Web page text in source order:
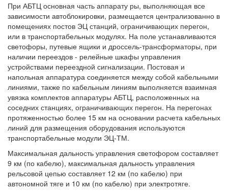
При АБТЦ основная часть аппарату ры, выполняющая все
зависимости автоблокировки, размещается централизованно в
помещениях постов ЭЦ станций, ограничивающих перегон,
или в транспортабельных модулях. На поле устанавливаются
светофоры, путевые ящики и дроссель-трансформаторы, при
наличии переездов - релейные шкафы управления
устройствами переездной сигнализации. Постовая и
напольная аппаратура соединяется между собой кабельными
линиями, также по кабельным линиям выполняется взаимная
увязка комплектов аппаратуры АБТЦ, расположенных на
соседних станциях, ограничивающих перегон. На перегонах
протяженностью более 15 км на основании расчета кабельных
линий для размещения оборудования используются
транспортабельные модули ЭЦ-ТМ.
Максимальная дальность управления светофором составляет
9 км (по кабелю), максимальная дальность управления
рельсовой цепью составляет 12 км (по кабелю) при
автономной тяге и 10 км (по кабелю) при электротяге.